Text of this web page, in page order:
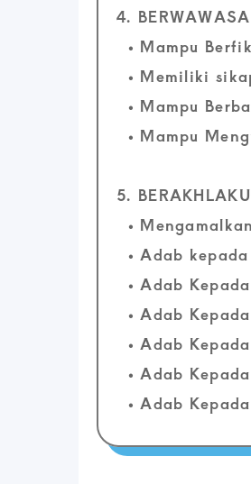
4.
• Mampu
• Memiliki
• Mampu
• Mampu
5.
•
• Adab
• Adab
• Adab
• Adab
• Adab
• Adab